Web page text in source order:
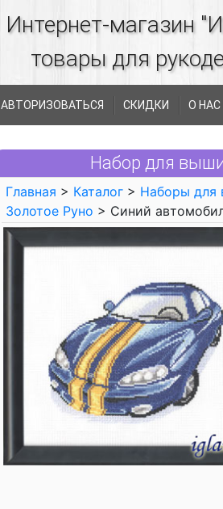
Интернет-магазин
товары для
АВТОРИЗОВАТЬСЯ СКИДКИ О НАС
Набор для
Главная > Каталог > Наборы для
Золотое Руно > Синий